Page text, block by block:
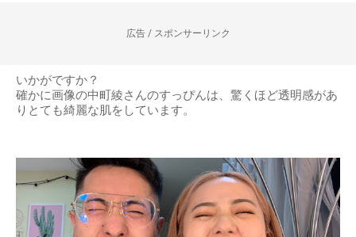
広告 / スポンサーリンク
いかがですか？
確かに画像の中町綾さんのすっぴんは、驚くほど透明感があ
りとても綺麗な肌をしています。